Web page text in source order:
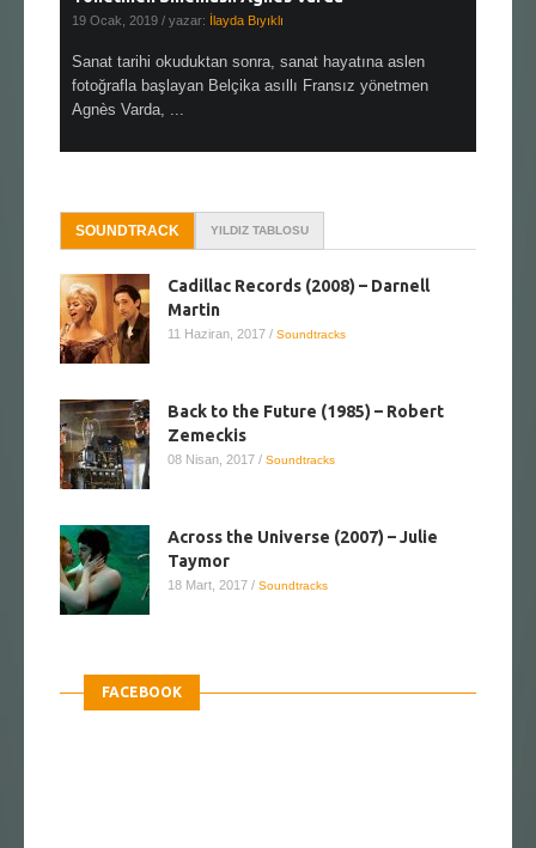
19 Ocak, 2019 / yazar: İlayda Bıyıklı
Sanat tarihi okuduktan sonra, sanat hayatına aslen
fotoğrafla başlayan Belçika asıllı Fransız yönetmen
Agnès Varda, ...
SOUNDTRACK YILDIZ TABLOSU
Cadillac Records (2008) – Darnell
Martin
11 Haziran, 2017 / Soundtracks
Back to the Future (1985) – Robert
Zemeckis
08 Nisan, 2017 / Soundtracks
Across the Universe (2007) – Julie
Taymor
18 Mart, 2017 / Soundtracks
FACEBOOK